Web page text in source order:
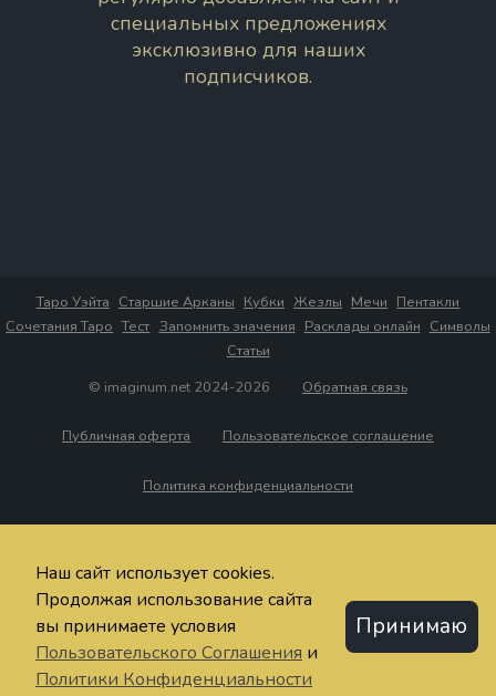
специальных предложениях
эксклюзивно для наших
подписчиков.
Таро Уэйта Старшие Арканы Кубки Жезлы Мечи Пентакли
Сочетания Таро Тест Запомнить значения Расклады онлайн Символы
Статьи
© imaginum.net 2024-2026
Обратная связь
Публичная оферта Пользовательское соглашение
Политика конфиденциальности
Наш сайт использует cookies.
Продолжая использование сайта
вы принимаете условия
Пользовательского Соглашения и
Политики Конфиденциальности
Принимаю